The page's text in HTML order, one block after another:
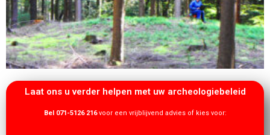
Laat ons u verder helpen met uw archeologiebeleid
Bel 071-5126 216voor een vrijblijvend advies of kies voor: